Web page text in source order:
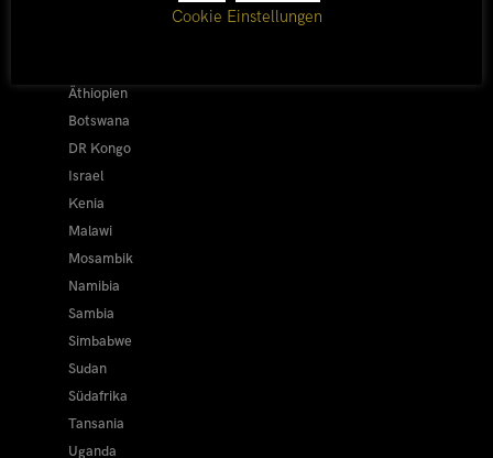
Äthiopien
Botswana
DR Kongo
Israel
Kenia
Malawi
Mosambik
Namibia
Sambia
Simbabwe
Sudan
Südafrika
Tansania
Uganda
Cookie Einstellungen